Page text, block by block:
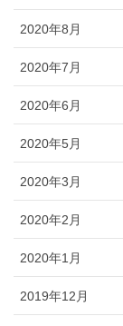
2020年8月
2020年7月
2020年6月
2020年5月
2020年3月
2020年2月
2020年1月
2019年12月